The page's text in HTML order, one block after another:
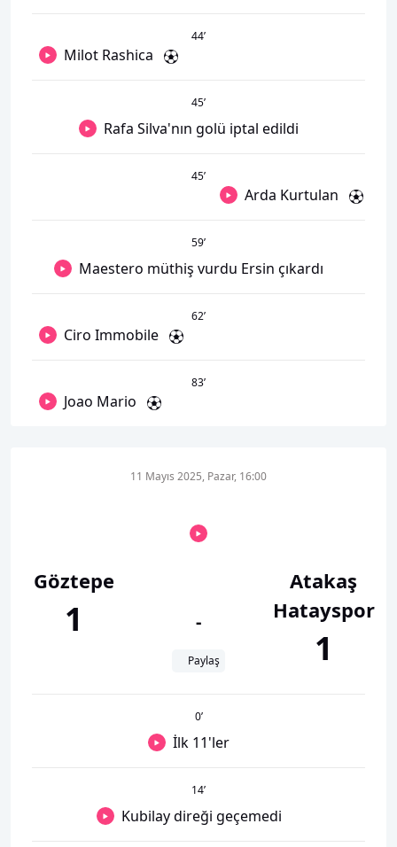
44’
Milot Rashica
45’
Rafa Silva'nın golü iptal edildi
45’
Arda Kurtulan
59’
Maestero müthiş vurdu Ersin çıkardı
62’
Ciro Immobile
83’
Joao Mario
Göztepe
1
11 Mayıs 2025, Pazar, 16:00
-
Paylaş
Atakaş
Hatayspor
1
0’
İlk 11'ler
14’
Kubilay direği geçemedi